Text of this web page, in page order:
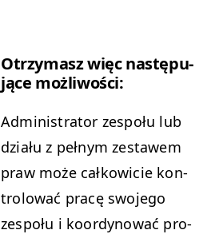
Otrzy­masz więc następu­
jące możliwości:
Admin­is­tra­tor zespołu lub
dzi­ału z pełnym zestawem
praw może całkowicie kon­
trolować pracę swo­jego
zespołu i koor­dynować pro­